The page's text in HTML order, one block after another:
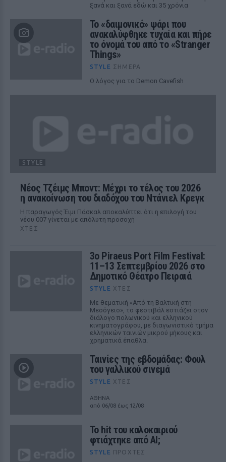
ξανά και ξανά εδώ και 35 χρόνια
Το «δαιμονικό» ψάρι που
ανακαλύφθηκε τυχαία και πήρε
το όνομά του από το «Stranger
Things»
STYLE ΣΉΜΕΡΑ
Ο λόγος για το Demon Cavefish
STYLE
Νέος Τζέιμς Μποντ: Μέχρι το τέλος του 2026
η ανακοίνωση του διαδόχου του Ντάνιελ Κρεγκ
Η παραγωγός Έιμι Πάσκαλ αποκαλύπτει ότι η επιλογή του
νέου 007 γίνεται με απόλυτη προσοχή
ΧΤΕΣ
3ο Piraeus Port Film Festival:
11–13 Σεπτεμβρίου 2026 στο
Δημοτικό Θέατρο Πειραιά
STYLE ΧΤΕΣ
Με θεματική «Από τη Βαλτική στη
Μεσόγειο», το φεστιβάλ εστιάζει στον
διάλογο πολωνικού και ελληνικού
κινηματογράφου, με διαγωνιστικό τμήμα
ελληνικών ταινιών μικρού μήκους και
χρηματικά έπαθλα.
Ταινίες της εβδομάδας: Φουλ
του γαλλικού σινεμά
STYLE ΧΤΕΣ
ΑΘΗΝΑ
από 06/08 έως 12/08
Το hit του καλοκαιριού
φτιάχτηκε από AI;
STYLE ΠΡΟΧΤΈΣ